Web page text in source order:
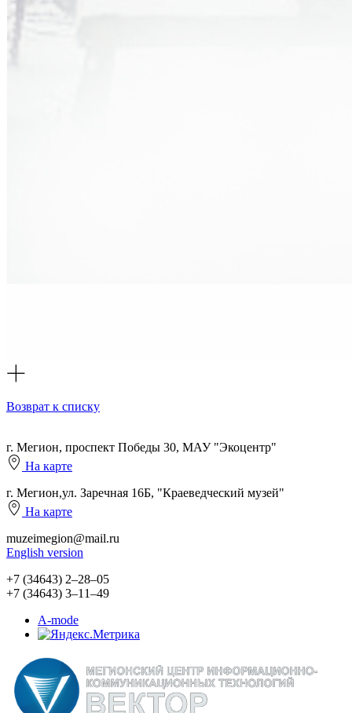
Возврат к списку
г. Мегион, проспект Победы 30, МАУ "Экоцентр"
На карте
г. Мегион,ул. Заречная 16Б, "Краеведческий музей"
На карте
muzeimegion@mail.ru
English version
+7 (34643) 2‒28‒05
+7 (34643) 3‒11‒49
A-mode